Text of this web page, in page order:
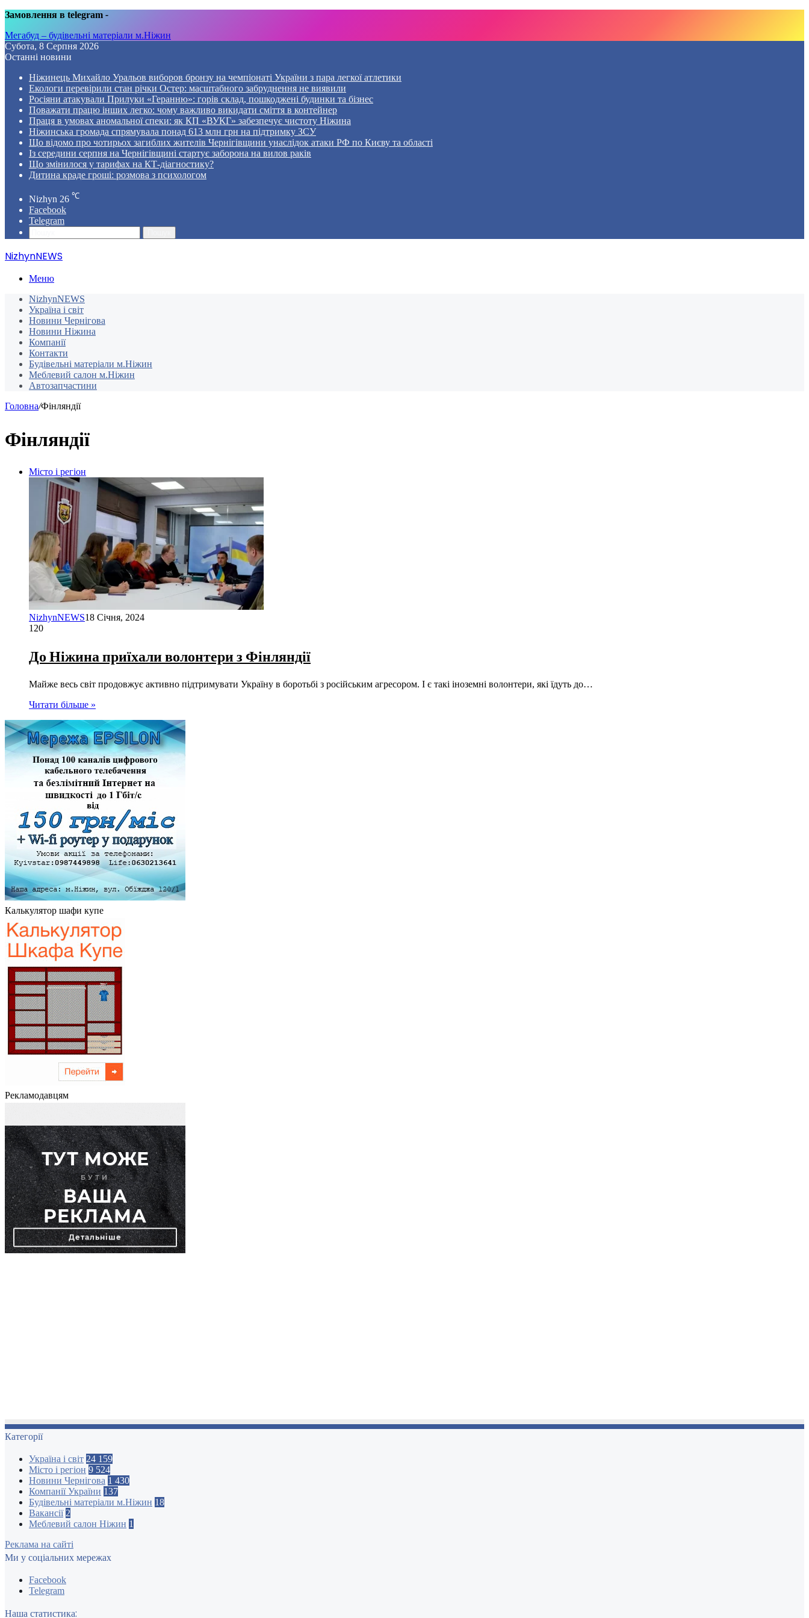
Замовлення в telegram -
Мегабуд – будівельні матеріали м.Ніжин
Субота, 8 Серпня 2026
Останні новини
Ніжинець Михайло Уральов виборов бронзу на чемпіонаті України з пара легкої атлетики
Екологи перевірили стан річки Остер: масштабного забруднення не виявили
Росіяни атакували Прилуки «Геранню»: горів склад, пошкоджені будинки та бізнес
Поважати працю інших легко: чому важливо викидати сміття в контейнер
Праця в умовах аномальної спеки: як КП «ВУКГ» забезпечує чистоту Ніжина
Ніжинська громада спрямувала понад 613 млн грн на підтримку ЗСУ
Що відомо про чотирьох загиблих жителів Чернігівщини унаслідок атаки РФ по Києву та області
Із середини серпня на Чернігівщині стартує заборона на вилов раків
Що змінилося у тарифах на КТ-діагностику?
Дитина краде гроші: розмова з психологом
Nizhyn 26 ℃
Facebook
Telegram
NizhynNEWS
Меню
NizhynNEWS
Україна і світ
Новини Чернігова
Новини Ніжина
Компанії
Контакти
Будівельні матеріали м.Ніжин
Меблевий салон м.Ніжин
Автозапчастини
Головна/Фінляндії
Фінляндії
Місто і регіон
NizhynNEWS18 Січня, 2024
120
До Ніжина приїхали волонтери з Фінляндії
Майже весь світ продовжує активно підтримувати Україну в боротьбі з російським агресором. І є такі іноземні волонтери, які їдуть до…
Читати більше »
Калькулятор шафи купе
Рекламодавцям
Категорії
Україна і світ 24 159
Місто і регіон 9 524
Новини Чернігова 1 430
Компанії України 137
Будівельні матеріали м.Ніжин 18
Вакансії 2
Меблевий салон Ніжин 1
Реклама на сайті
Ми у соціальних мережах
Facebook
Telegram
Наша статистика: